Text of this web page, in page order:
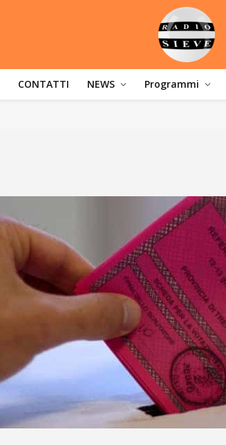
CONTATTI NEWS Programmi